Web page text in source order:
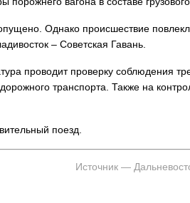
Однако происшествие
– Советская Гавань.
проводит проверку соблюдения
транспорта. Также на
поезд.
Источник —